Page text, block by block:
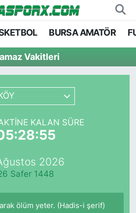
BURSA AMATÖR
Vakitleri
KALAN SÜRE
2026
Safer 1448
ölüm yeter. (Hadis-i şerif)
Vakitleri
Durumu ve Fikstür